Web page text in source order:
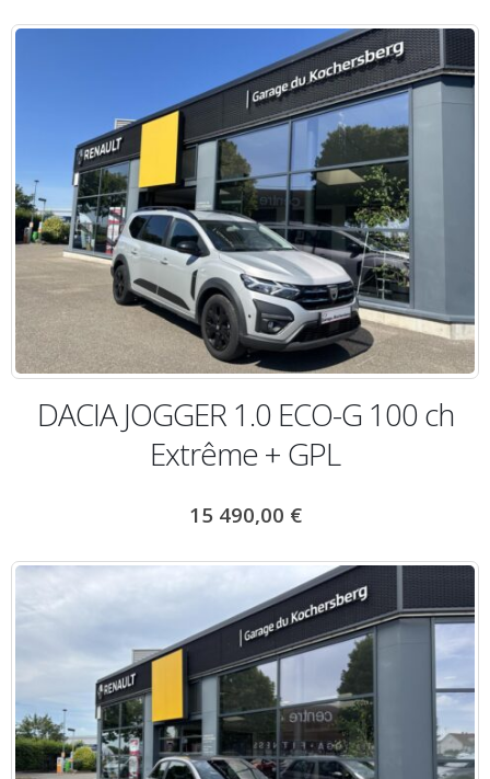
DACIA JOGGER 1.0 ECO-G 100 ch
Extrême + GPL
15 490,00 €